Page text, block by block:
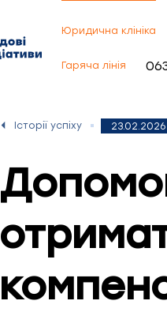
Юридична клініка
Гаряча лінія
Історії успіху 23.02.2026